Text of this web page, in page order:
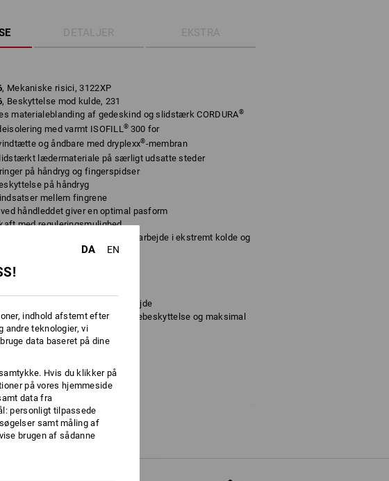
DETALJER EKSTRA
, Mekaniske risici, 3122XP
, Beskyttelse mod kulde, 231
materialeblanding af gedeskind og slidstærk CORDURA®
med varmt ISOFILL® 300 for
og åndbare med dryplexx®-membran
lædermateriale på særligt udsatte steder
på håndryg og fingerspidser
på håndryg
mellem fingrene
håndleddet giver en optimal pasform
med reguleringsmulighed
til mellemtungt og tungt arbejde i ekstremt kolde og
inderhandske til fint fingerarbejde
stretch sørger for ekstra kuldebeskyttelse og maksimal
til betjening af touchscreen
/ 13 % elastan.
DA EN
indhold afstemt efter
andre teknologier, vi
data baseret på dine
Hvis du klikker på
på vores hjemmeside
data fra
personligt tilpassede
samt måling af
brugen af sådanne